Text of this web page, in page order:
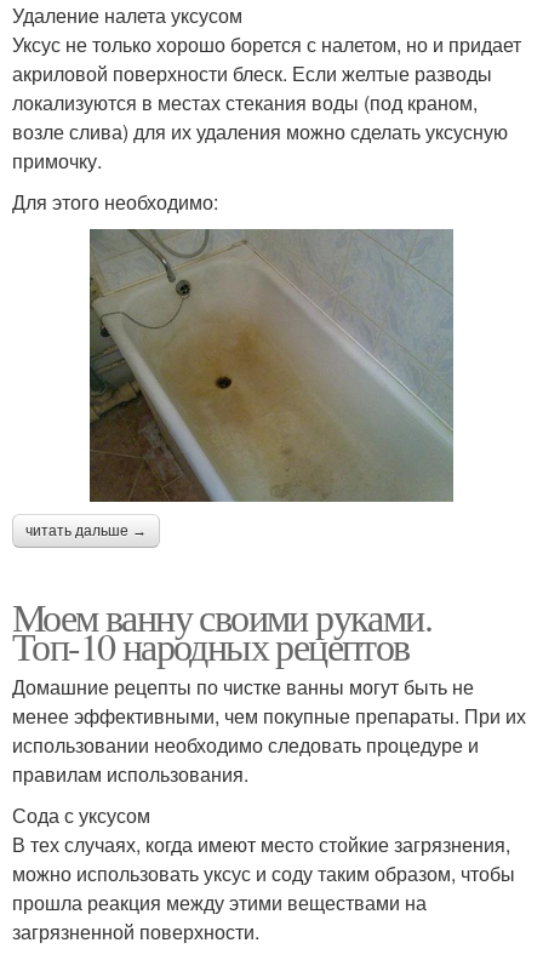
Удаление налета уксусом
Уксус не только хорошо борется с налетом, но и придает
акриловой поверхности блеск. Если желтые разводы
локализуются в местах стекания воды (под краном,
возле слива) для их удаления можно сделать уксусную
примочку.
Для этого необходимо:
читать дальше →
Моем ванну своими руками.
Топ-10 народных рецептов
Домашние рецепты по чистке ванны могут быть не
менее эффективными, чем покупные препараты. При их
использовании необходимо следовать процедуре и
правилам использования.
Сода с уксусом
В тех случаях, когда имеют место стойкие загрязнения,
можно использовать уксус и соду таким образом, чтобы
прошла реакция между этими веществами на
загрязненной поверхности.